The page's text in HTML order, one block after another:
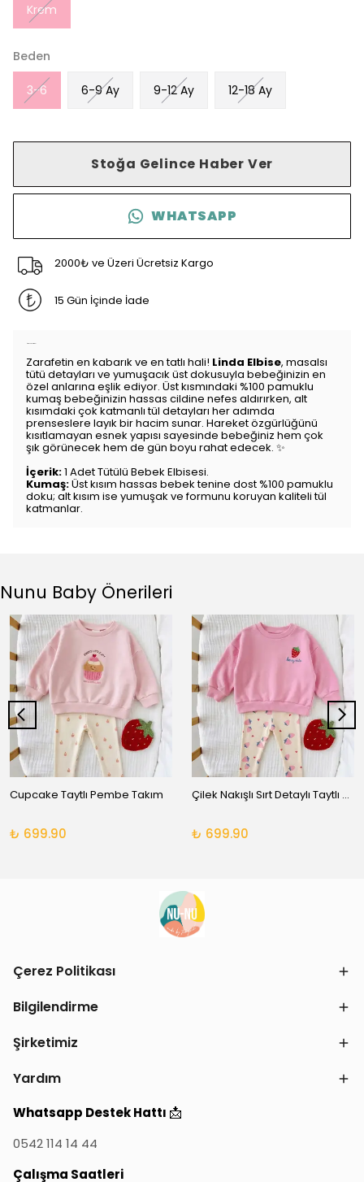
Krem
Beden
3-6 6-9 Ay 9-12 Ay 12-18 Ay
Stoğa Gelince Haber Ver
WHATSAPP
2000₺ ve Üzeri Ücretsiz Kargo
15 Gün İçinde İade
Zarafetin en kabarık ve en tatlı hali! Linda Elbise, masalsı
tütü detayları ve yumuşacık üst dokusuyla bebeğinizin en
özel anlarına eşlik ediyor. Üst kısmındaki %100 pamuklu
kumaş bebeğinizin hassas cildine nefes aldırırken, alt
kısımdaki çok katmanlı tül detayları her adımda
prenseslere layık bir hacim sunar. Hareket özgürlüğünü
kısıtlamayan esnek yapısı sayesinde bebeğiniz hem çok
şık görünecek hem de gün boyu rahat edecek. ✨
İçerik:1 Adet Tütülü Bebek Elbisesi.
Kumaş:Üst kısım hassas bebek tenine dost %100 pamuklu
doku; alt kısım ise yumuşak ve formunu koruyan kaliteli tül
katmanlar.
Nunu Baby Önerileri
Cupcake Taytlı Pembe Takım
₺ 699.90
Çilek Nakışlı Sırt Detaylı Taytlı Takım
₺ 699.90
Çerez Politikası
Bilgilendirme
Şirketimiz
Yardım
Whatsapp Destek Hattı 📩
0542 114 14 44
Çalışma Saatleri